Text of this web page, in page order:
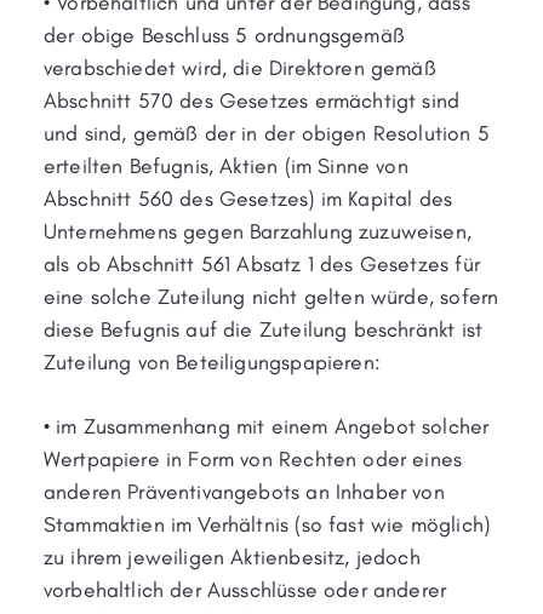
der obige Beschluss 5 ordnungsgemäß
verabschiedet wird, die Direktoren gemäß
Abschnitt 570 des Gesetzes ermächtigt sind
und sind, gemäß der in der obigen Resolution 5
erteilten Befugnis, Aktien (im Sinne von
Abschnitt 560 des Gesetzes) im Kapital des
Unternehmens gegen Barzahlung zuzuweisen,
als ob Abschnitt 561 Absatz 1 des Gesetzes für
eine solche Zuteilung nicht gelten würde, sofern
diese Befugnis auf die Zuteilung beschränkt ist
Zuteilung von Beteiligungspapieren:
• im Zusammenhang mit einem Angebot solcher
Wertpapiere in Form von Rechten oder eines
anderen Präventivangebots an Inhaber von
Stammaktien im Verhältnis (so fast wie möglich)
zu ihrem jeweiligen Aktienbesitz, jedoch
vorbehaltlich der Ausschlüsse oder anderer